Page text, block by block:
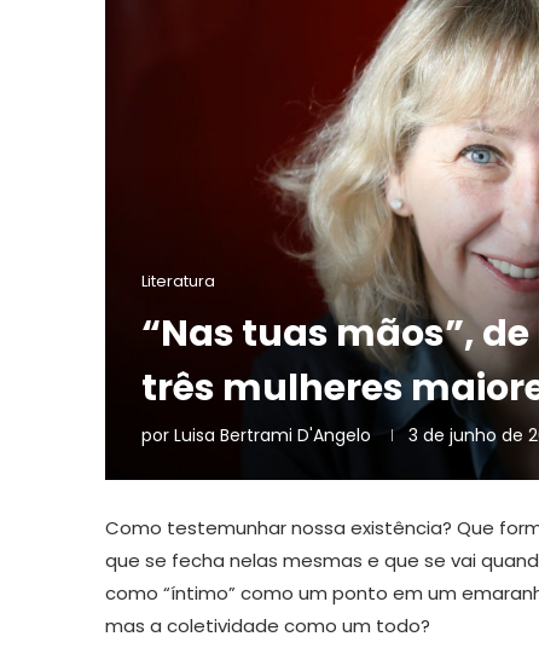
Literatura
“Nas tuas mãos”,
três mulheres
por Luisa Bertrami D'Angelo 3 de junho de
Como testemunhar nossa existência? Que
que se fecha nelas mesmas e que se vai
como “íntimo” como um ponto em um
mas a coletividade como um todo?